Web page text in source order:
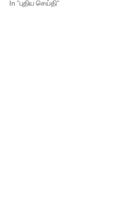
In "புதிய செய்தி"